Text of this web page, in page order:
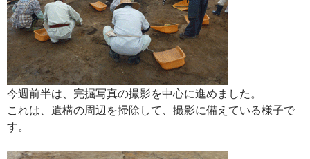
今週前半は、完掘写真の撮影を中心に進めました。
これは、遺構の周辺を掃除して、撮影に備えている様子で
す。